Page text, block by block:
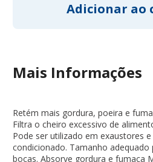
Mais Informações
Retém mais gordura, poeira e
Filtra o cheiro excessivo de
Pode ser utilizado em exaustores
condicionado. Tamanho
bocas. Absorve gordura e fumaça